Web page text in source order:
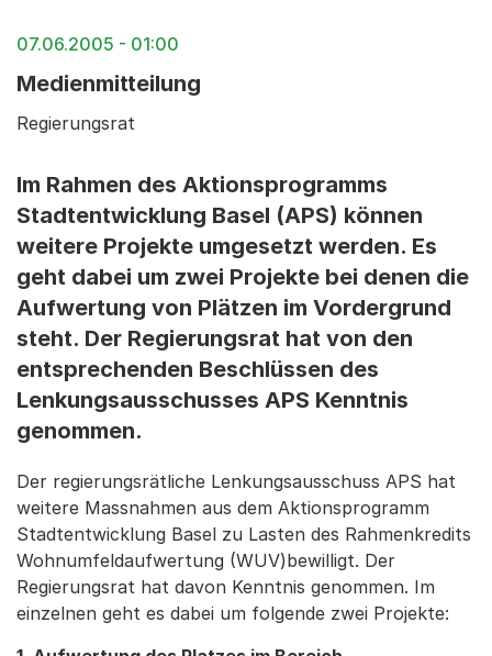
07.06.2005 - 01:00
Medienmitteilung
Regierungsrat
Im Rahmen des Aktionsprogramms
Stadtentwicklung Basel (APS) können
weitere Projekte umgesetzt werden. Es
geht dabei um zwei Projekte bei denen die
Aufwertung von Plätzen im Vordergrund
steht. Der Regierungsrat hat von den
entsprechenden Beschlüssen des
Lenkungsausschusses APS Kenntnis
genommen.
Der regierungsrätliche Lenkungsausschuss APS hat
weitere Massnahmen aus dem Aktionsprogramm
Stadtentwicklung Basel zu Lasten des Rahmenkredits
Wohnumfeldaufwertung (WUV)bewilligt. Der
Regierungsrat hat davon Kenntnis genommen. Im
einzelnen geht es dabei um folgende zwei Projekte: